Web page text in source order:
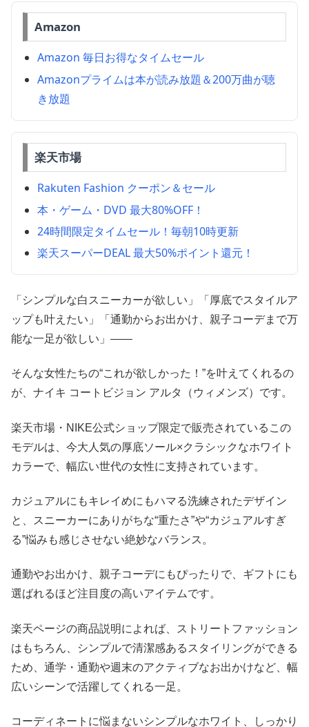
Amazon
Amazon 毎日お得なタイムセール
Amazonプライムは本が読み放題＆200万曲が聴
き放題
楽天市場
Rakuten Fashion クーポン＆セール
本・ゲーム・DVD 最大80%OFF！
24時間限定タイムセール！毎朝10時更新
楽天スーパーDEAL 最大50%ポイント還元！
「シンプルな白スニーカーが欲しい」「厚底でスタイルア
ップも叶えたい」「通勤からお出かけ、親子コーデまで万
能な一足が欲しい」——
そんな女性たちの“これが欲しかった！”を叶えてくれるの
が、ナイキ コートビジョン アルタ（ウィメンズ）です。
楽天市場・NIKE公式ショップ限定で販売されているこの
モデルは、今大人気の厚底ソール×クラシックなホワイト
カラーで、幅広い世代の女性に支持されています。
カジュアルにもキレイめにもハマる洗練されたデザイン
と、スニーカーにありがちな“重たさ”や“カジュアルすぎ
る”悩みも感じさせない絶妙なバランス。
通勤やお出かけ、親子コーデにもぴったりで、ギフトにも
選ばれるほど注目度の高いアイテムです。
楽天ページの商品説明によれば、ストリートファッション
はもちろん、シンプルで清潔感あるスタイリングができる
ため、通学・通勤や週末のアクティブなお出かけなど、幅
広いシーンで活躍してくれる一足。
コーディネートに悩まないシンプルなホワイト、しっかり